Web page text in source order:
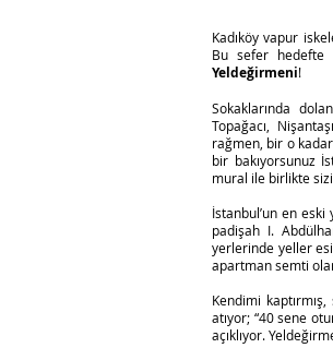
Kadıköy vapur
Bu sefer hedefte
Yeldeğirmeni!
Sokaklarında
Topağacı,
rağmen, bir o
bir bakıyorsunuz
mural ile birlikte
İstanbul’un en eski
padişah I.
yerlerinde yeller
apartman semti
Kendimi
atıyor; “40 sene
açıklıyor.